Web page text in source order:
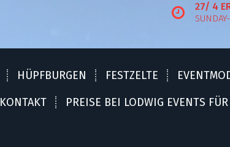
27/ 4
HÜPFBURGEN FESTZELTE
KONTAKT PREISE BEI LODWIG EVENTS